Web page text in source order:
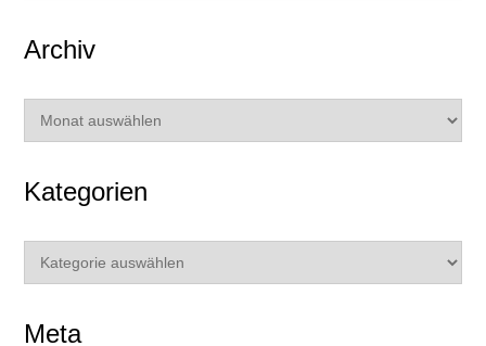
Archiv
Archiv
Kategorien
Kategorien
Meta